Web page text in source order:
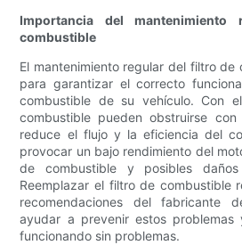
Importancia del
combustible
El mantenimiento regular del filtro de
para garantizar el correcto
combustible de su vehículo. Con
combustible pueden obstruirse
reduce el flujo y la eficiencia del
provocar un bajo rendimiento del
de combustible y posibles
Reemplazar el filtro de combustible
recomendaciones del fabricante
ayudar a prevenir estos
funcionando sin problemas.